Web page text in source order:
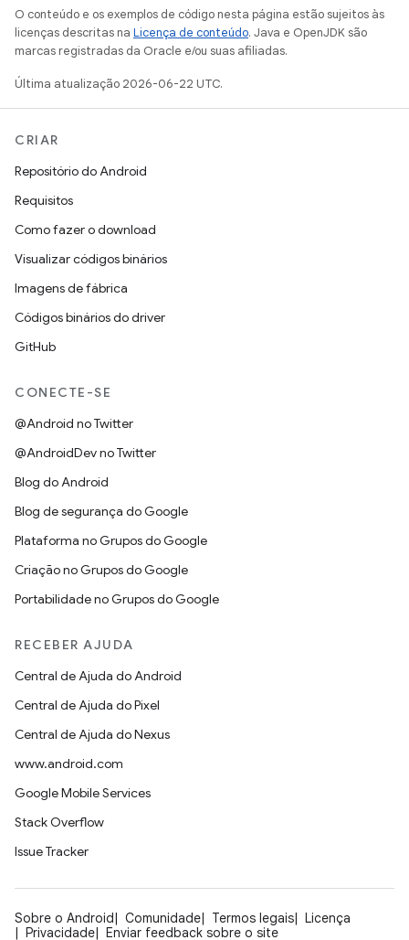
O conteúdo e os exemplos de código nesta página estão sujeitos às
licenças descritas na Licença de conteúdo. Java e OpenJDK são
marcas registradas da Oracle e/ou suas afiliadas.
Última atualização 2026-06-22 UTC.
CRIAR
Repositório do Android
Requisitos
Como fazer o download
Visualizar códigos binários
Imagens de fábrica
Códigos binários do driver
GitHub
CONECTE-SE
@Android no Twitter
@AndroidDev no Twitter
Blog do Android
Blog de segurança do Google
Plataforma no Grupos do Google
Criação no Grupos do Google
Portabilidade no Grupos do Google
RECEBER AJUDA
Central de Ajuda do Android
Central de Ajuda do Pixel
Central de Ajuda do Nexus
www.android.com
Google Mobile Services
Stack Overflow
Issue Tracker
Sobre o Android Comunidade Termos legais
Licença
Privacidade
Enviar feedback sobre o site